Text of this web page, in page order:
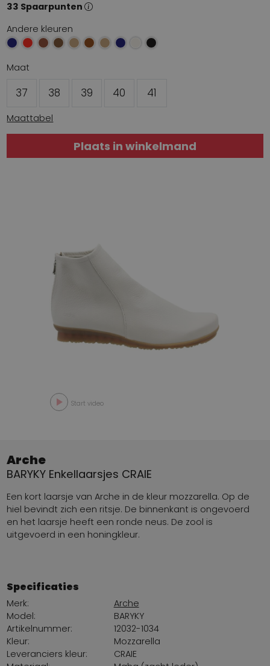
33 Spaarpunten
Andere kleuren
Maat
37 38 39 40 41
Maattabel
Plaats in winkelmand
Start video
Arche
BARYKY Enkellaarsjes CRAIE
Een kort laarsje van Arche in de kleur mozzarella. Op de
hiel bevindt zich een ritsje. De binnenkant is ongevoerd
en het laarsje heeft een ronde neus. De zool is
uitgevoerd in een honingkleur.
Specificaties
Merk:
Arche
Model:
BARYKY
Artikelnummer:
12032-1034
Kleur:
Mozzarella
Leveranciers kleur:
CRAIE